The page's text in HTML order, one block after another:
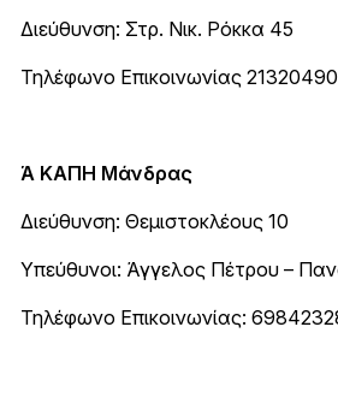
Διεύθυνση: Στρ. Νικ. Ρόκκα 45
Τηλέφωνο Επικοινωνίας
Ά ΚΑΠΗ Μάνδρας
Διεύθυνση: Θεμιστοκλέους 10
Υπεύθυνοι: Άγγελος Πέτρου –
Τηλέφωνο Επικοινωνίας: